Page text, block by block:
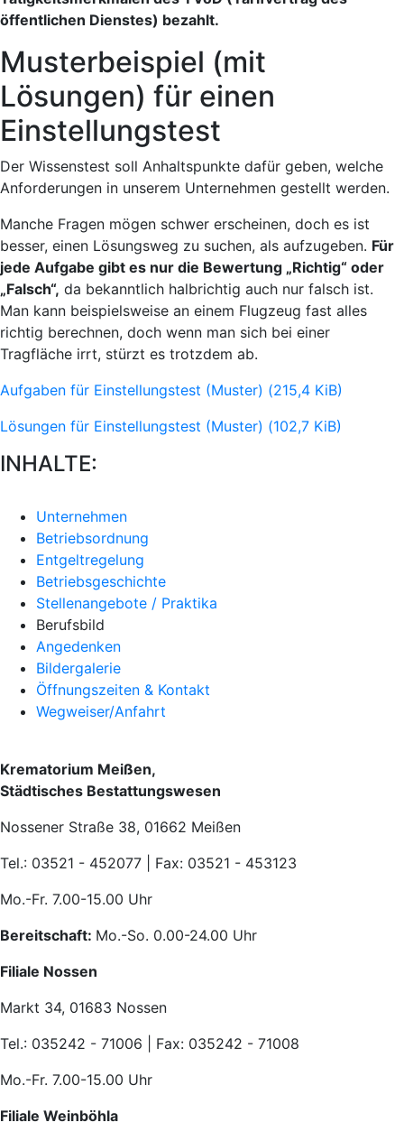
öffentlichen Dienstes) bezahlt.
Musterbeispiel (mit
Lösungen) für einen
Einstellungstest
Der Wissenstest soll Anhaltspunkte dafür geben, welche
Anforderungen in unserem Unternehmen gestellt werden.
Manche Fragen mögen schwer erscheinen, doch es ist
besser, einen Lösungsweg zu suchen, als aufzugeben. Für
jede Aufgabe gibt es nur die Bewertung „Richtig“ oder
„Falsch“, da bekanntlich halbrichtig auch nur falsch ist.
Man kann beispielsweise an einem Flugzeug fast alles
richtig berechnen, doch wenn man sich bei einer
Tragfläche irrt, stürzt es trotzdem ab.
Aufgaben für Einstellungstest (Muster) (215,4 KiB)
Lösungen für Einstellungstest (Muster) (102,7 KiB)
INHALTE:
Unternehmen
Betriebsordnung
Entgeltregelung
Betriebsgeschichte
Stellenangebote / Praktika
Berufsbild
Angedenken
Bildergalerie
Öffnungszeiten & Kontakt
Wegweiser/Anfahrt
Krematorium Meißen,
Städtisches Bestattungswesen
Nossener Straße 38, 01662 Meißen
Tel.: 03521 - 452077 | Fax: 03521 - 453123
Mo.-Fr. 7.00-15.00 Uhr
Bereitschaft: Mo.-So. 0.00-24.00 Uhr
Filiale Nossen
Markt 34, 01683 Nossen
Tel.: 035242 - 71006 | Fax: 035242 - 71008
Mo.-Fr. 7.00-15.00 Uhr
Filiale Weinböhla